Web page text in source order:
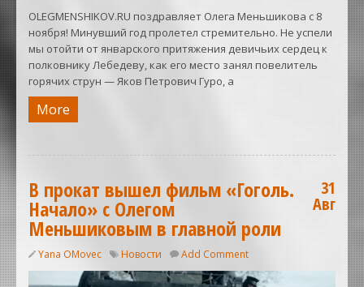
OLEGMENSHIKOV.RU поздравляет Олега Меньшикова с 8
ноября! Минувший год пролетел стремительно. Не успели
мы отойти от январского притяжения девичьих сердец к
полковнику Лебедеву, как его место занял повелитель
горячих струн — Яков Петрович Гуро, а
More
В прокат вышел фильм «Гоголь.
Начало» с Олегом
Меньшиковым в главной роли
Yana OMovec Новости Add Comment
31
Авг